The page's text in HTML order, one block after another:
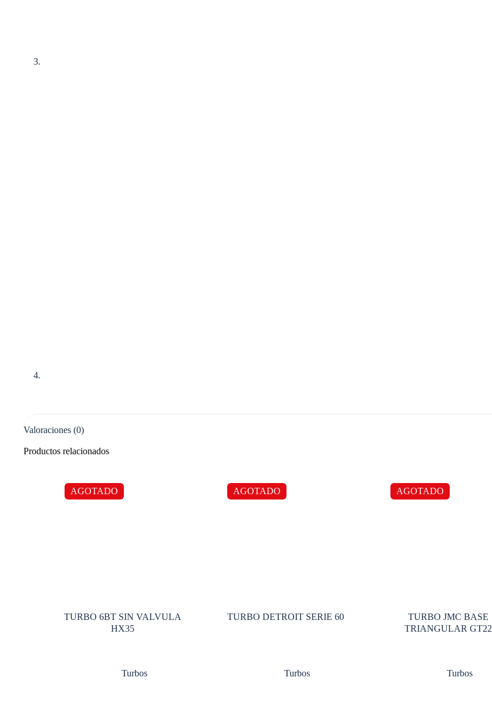
Valoraciones (0)
Productos relacionados
AGOTADO
TURBO 6BT SIN VALVULA
HX35
Turbos
AGOTADO
TURBO DETROIT SERIE 60
Turbos
AGOTADO
TURBO JMC BASE
TRIANGULAR GT22
Turbos